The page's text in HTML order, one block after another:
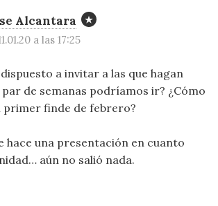
Alcantara
a las 17:25
a invitar a las que hagan
par de semanas podríamos ir? ¿Cómo
primer finde de febrero?
hace una presentación en cuanto
aún no salió nada.